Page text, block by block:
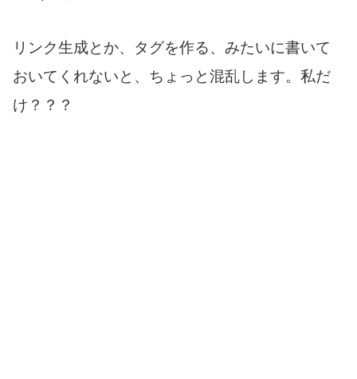
リンク生成とか、タグを作る、みたいに書いて
おいてくれないと、ちょっと混乱します。私だ
け？？？